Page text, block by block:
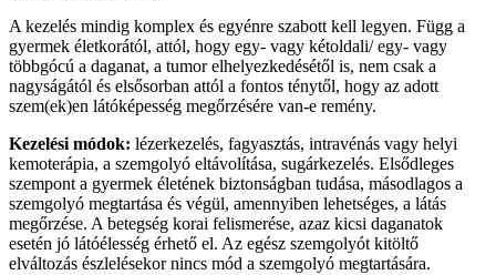
A kezelés mindig komplex és egyénre szabott kell legyen. Függ a
gyermek életkorától, attól, hogy egy- vagy kétoldali/ egy- vagy
többgócú a daganat, a tumor elhelyezkedésétől is, nem csak a
nagyságától és elsősorban attól a fontos ténytől, hogy az adott
szem(ek)en látóképesség megőrzésére van-e remény.
Kezelési módok: lézerkezelés, fagyasztás, intravénás vagy helyi
kemoterápia, a szemgolyó eltávolítása, sugárkezelés. Elsődleges
szempont a gyermek életének biztonságban tudása, másodlagos a
szemgolyó megtartása és végül, amennyiben lehetséges, a látás
megőrzése. A betegség korai felismerése, azaz kicsi daganatok
esetén jó látóélesség érhető el. Az egész szemgolyót kitöltő
elváltozás észlelésekor nincs mód a szemgolyó megtartására.